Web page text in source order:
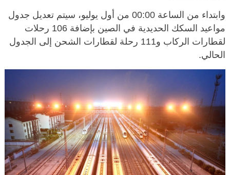
وابتداء من الساعة 00:00 من أول يوليو، سيتم تعديل جدول
مواعيد السكك الحديدية في الصين بإضافة 106 رحلات
لقطارات الركاب و111 رحلة لقطارات الشحن إلى الجدول
الحالي.